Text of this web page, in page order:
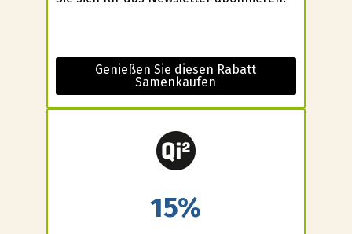
Genießen Sie diesen Rabatt
Samenkaufen
15%